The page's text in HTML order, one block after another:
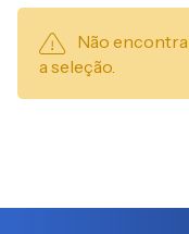
Não
a seleção.